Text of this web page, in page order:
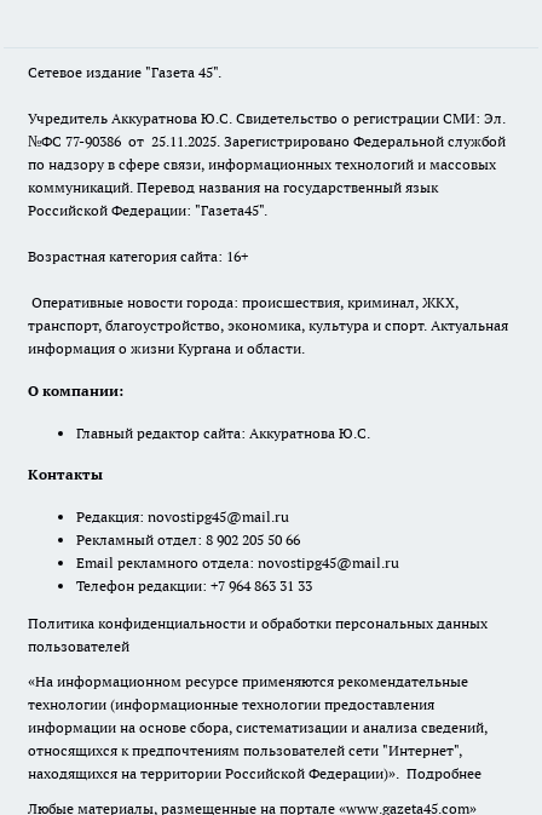
Сетевое издание "Газета 45".
Учредитель Аккуратнова Ю.С. Свидетельство о регистрации СМИ: Эл.
№ФС 77-90386 от 25.11.2025. Зарегистрировано Федеральной службой
по надзору в сфере связи, информационных технологий и массовых
коммуникаций. Перевод названия на государственный язык
Российской Федерации: "Газета45".
Возрастная категория сайта: 16+
Оперативные новости города: происшествия, криминал, ЖКХ,
транспорт, благоустройство, экономика, культура и спорт. Актуальная
информация о жизни Кургана и области.
О компании:
Главный редактор сайта: Аккуратнова Ю.С.
Контакты
Редакция: novostipg45@mail.ru
Рекламный отдел: 8 902 205 50 66
Email рекламного отдела: novostipg45@mail.ru
Телефон редакции: +7 964 863 31 33
Политика конфиденциальности и обработки персональных данных
пользователей
«На информационном ресурсе применяются рекомендательные
технологии (информационные технологии предоставления
информации на основе сбора, систематизации и анализа сведений,
относящихся к предпочтениям пользователей сети "Интернет",
находящихся на территории Российской Федерации)». Подробнее
Любые материалы, размещенные на портале «www.gazeta45.com»